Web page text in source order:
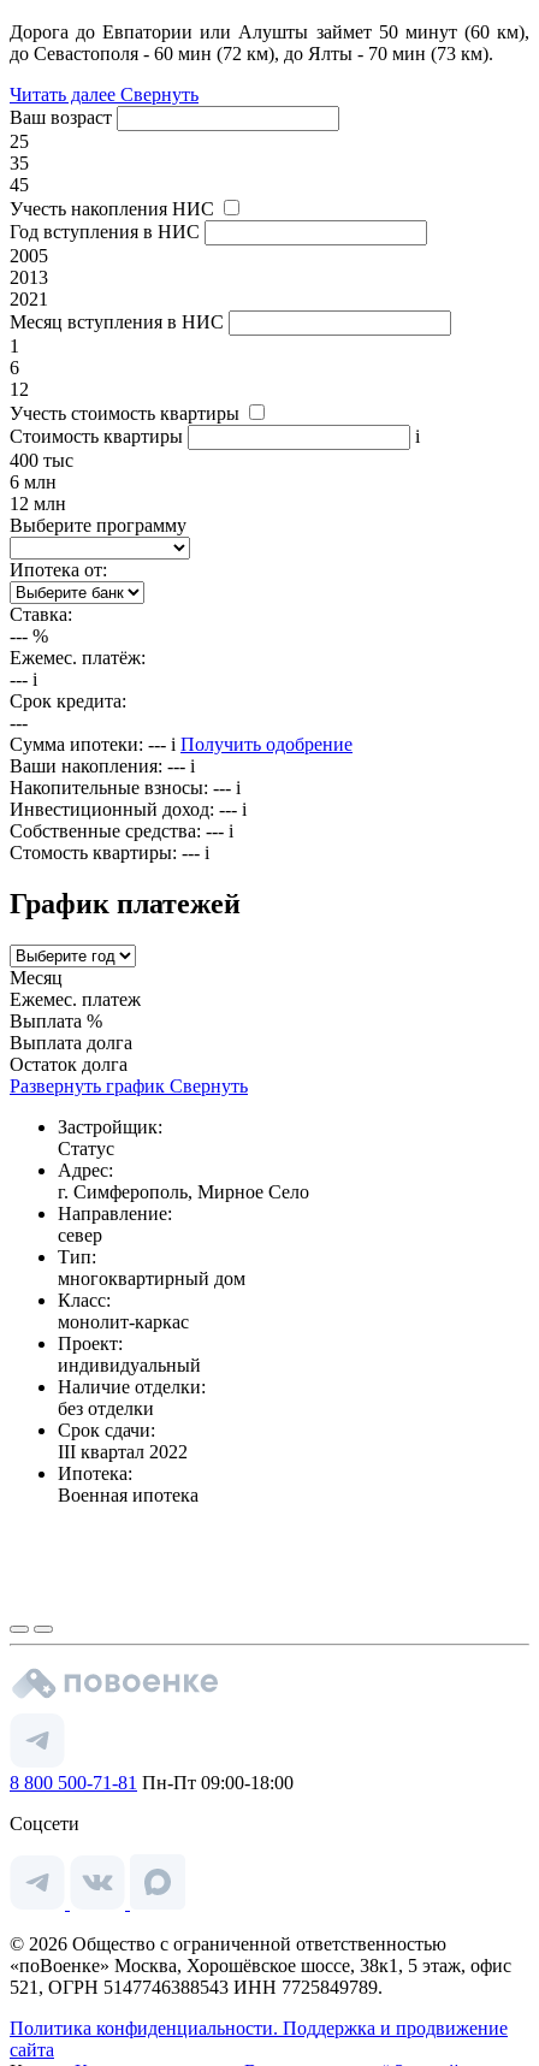
Дорога до Евпатории или Алушты займет 50 минут (60 км),
до Севастополя - 60 мин (72 км), до Ялты - 70 мин (73 км).
Читать далее Свернуть
Ваш возраст
25
35
45
Учесть накопления НИС
Год вступления в НИС
2005
2013
2021
Месяц вступления в НИС
1
6
12
Учесть стоимость квартиры
Стоимость квартиры
i
400 тыс
6 млн
12 млн
Выберите программу
Ипотека от:
Ставка:
--- %
Ежемес. платёж:
--- i
Срок кредита:
---
Сумма ипотеки: --- i Получить одобрение
Ваши накопления: --- i
Накопительные взносы: --- i
Инвестиционный доход: --- i
Собственные средства: --- i
Стомость квартиры: --- i
График платежей
Месяц
Ежемес. платеж
Выплата %
Выплата долга
Остаток долга
Развернуть график Свернуть
Застройщик:
Статус
Адрес:
г. Симферополь, Мирное Село
Направление:
север
Тип:
многоквартирный дом
Класс:
монолит-каркас
Проект:
индивидуальный
Наличие отделки:
без отделки
Срок сдачи:
III квартал 2022
Ипотека:
Военная ипотека
8 800 500-71-81 Пн-Пт 09:00-18:00
Соцсети
© 2026 Общество с ограниченной ответственностью
«поВоенке» Москва, Хорошёвское шоссе, 38к1, 5 этаж, офис
521, ОГРН 5147746388543 ИНН 7725849789.
Политика конфиденциальности. Поддержка и продвижение
сайта